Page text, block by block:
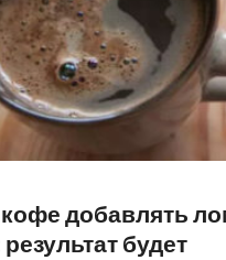
добавлять
будет